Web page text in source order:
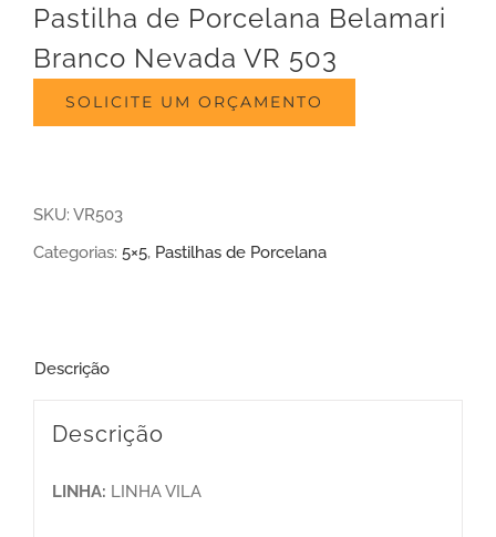
Pastilha de Porcelana Belamari
Branco Nevada VR 503
SOLICITE UM ORÇAMENTO
SKU: VR503
Categorias: 5×5, Pastilhas de Porcelana
Descrição
Descrição
LINHA: LINHA VILA